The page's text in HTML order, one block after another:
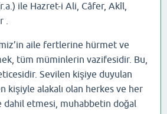
ile Hazret-i Ali, Câfer, Akîl,
aile fertlerine hürmet ve
tüm müminlerin vazifesidir. Bu,
Sevilen kişiye duyulan
kişiyle alakalı olan herkes ve her
dahil etmesi, muhabbetin doğal